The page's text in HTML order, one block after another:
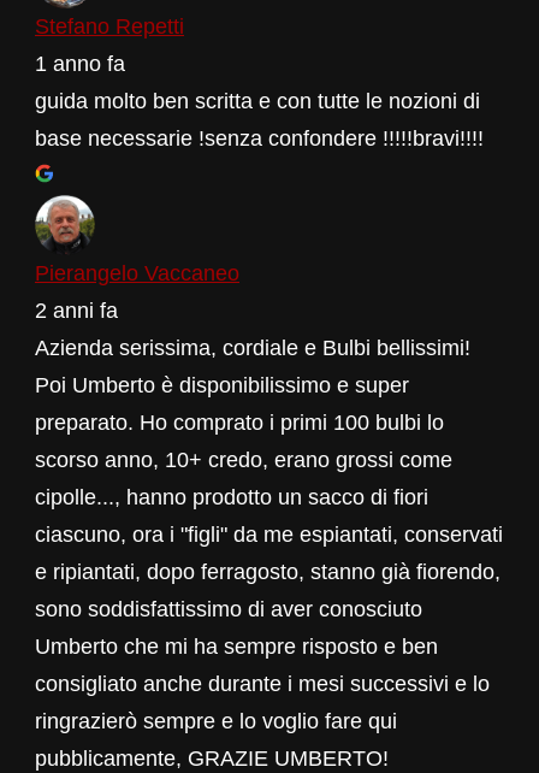
Stefano Repetti
1 anno fa
guida molto ben scritta e con tutte le nozioni di
base necessarie !senza confondere !!!!!bravi!!!!
Pierangelo Vaccaneo
2 anni fa
Azienda serissima, cordiale e Bulbi bellissimi!
Poi Umberto è disponibilissimo e super
preparato. Ho comprato i primi 100 bulbi lo
scorso anno, 10+ credo, erano grossi come
cipolle..., hanno prodotto un sacco di fiori
ciascuno, ora i "figli" da me espiantati, conservati
e ripiantati, dopo ferragosto, stanno già fiorendo,
sono soddisfattissimo di aver conosciuto
Umberto che mi ha sempre risposto e ben
consigliato anche durante i mesi successivi e lo
ringrazierò sempre e lo voglio fare qui
pubblicamente, GRAZIE UMBERTO!